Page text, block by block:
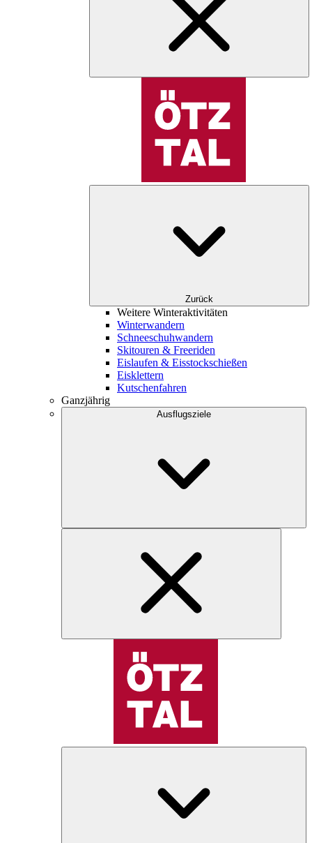
Zurück
Weitere Winteraktivitäten
Winterwandern
Schneeschuhwandern
Skitouren & Freeriden
Eislaufen & Eisstockschießen
Eisklettern
Kutschenfahren
Ganzjährig
Ausflugsziele